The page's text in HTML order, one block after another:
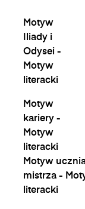
Motyw
Iliady i
Odysei -
Motyw
literacki
Motyw
kariery -
Motyw
literacki
Motyw
mistrza -
literacki